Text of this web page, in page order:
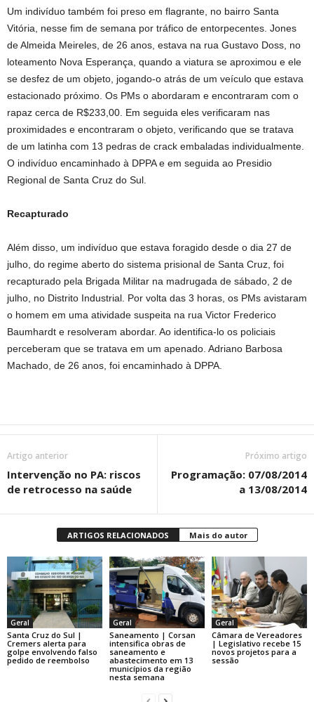
Um indivíduo também foi preso em flagrante, no bairro Santa
Vitória, nesse fim de semana por tráfico de entorpecentes. Jones
de Almeida Meireles, de 26 anos, estava na rua Gustavo Doss, no
loteamento Nova Esperança, quando a viatura se aproximou e ele
se desfez de um objeto, jogando-o atrás de um veículo que estava
estacionado próximo. Os PMs o abordaram e encontraram com o
rapaz cerca de R$233,00. Em seguida eles verificaram nas
proximidades e encontraram o objeto, verificando que se tratava
de um latinha com 13 pedras de crack embaladas individualmente.
O indivíduo encaminhado à DPPA e em seguida ao Presidio
Regional de Santa Cruz do Sul.
Recapturado
Além disso, um indivíduo que estava foragido desde o dia 27 de
julho, do regime aberto do sistema prisional de Santa Cruz, foi
recapturado pela Brigada Militar na madrugada de sábado, 2 de
julho, no Distrito Industrial. Por volta das 3 horas, os PMs avistaram
o homem em uma atividade suspeita na rua Victor Frederico
Baumhardt e resolveram abordar. Ao identifica-lo os policiais
perceberam que se tratava em um apenado. Adriano Barbosa
Machado, de 26 anos, foi encaminhado à DPPA.
Artigo anterior
Intervenção no PA: riscos
de retrocesso na saúde
Próximo artigo
Programação: 07/08/2014
a 13/08/2014
ARTIGOS RELACIONADOS Mais do autor
Geral
Santa Cruz do Sul |
Cremers alerta para
golpe envolvendo falso
pedido de reembolso
Geral
Saneamento | Corsan
intensifica obras de
saneamento e
abastecimento em 13
municípios da região
nesta semana
Geral
Câmara de Vereadores
| Legislativo recebe 15
novos projetos para a
sessão